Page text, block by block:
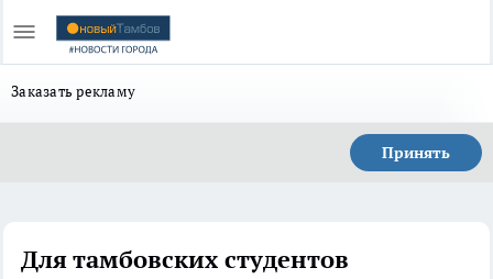
Заказать рекламу
Принять
Для тамбовских студентов